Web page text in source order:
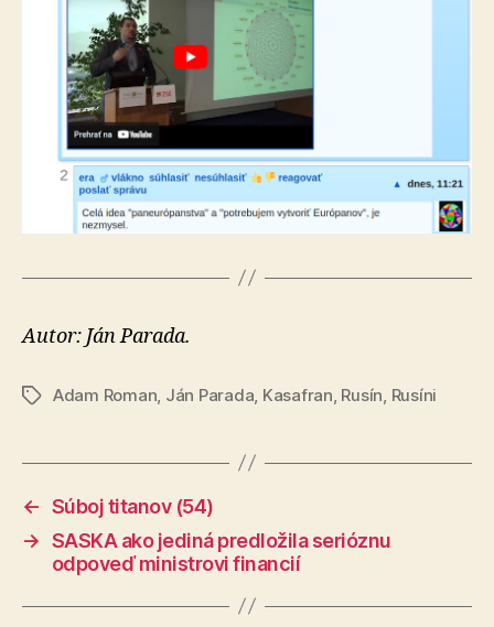
Autor: Ján Parada.
ZnačkyAdam Roman Ján Parada Kasafran Rusín Rusíni
← Súboj titanov (54)
→ SASKA ako jediná predložila serióznu
odpoveď ministrovi financií